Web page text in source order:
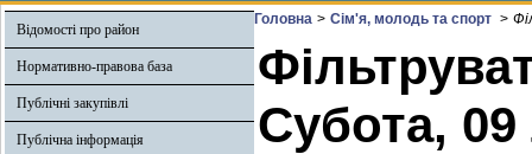
Відомості про район
Нормативно-правова база
Публічні закупівлі
Публічна інформація
Головна > Сім'я, молодь та спорт >
Субота,